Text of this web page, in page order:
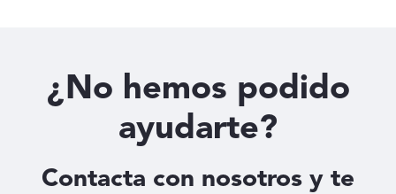
¿No hemos podido
ayudarte?
Contacta con nosotros y te